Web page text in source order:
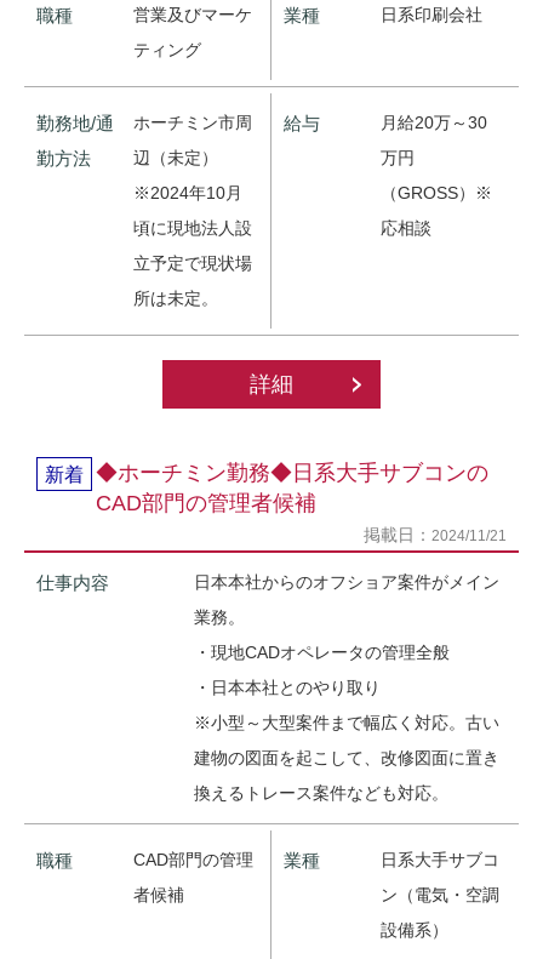
職種
営業及びマーケ
ティング
業種 日系印刷会社
勤務地/通
勤方法
ホーチミン市周
辺（未定）
※2024年10月
頃に現地法人設
立予定で現状場
所は未定。
給与
月給20万～30
万円
（GROSS）※
応相談
詳細
新着 ◆ホーチミン勤務◆日系大手サブコンの
CAD部門の管理者候補
掲載日： 2024/11/21
仕事内容
日本本社からのオフショア案件がメイン
業務。
・現地CADオペレータの管理全般
・日本本社とのやり取り
※小型～大型案件まで幅広く対応。古い
建物の図面を起こして、改修図面に置き
換えるトレース案件なども対応。
職種
CAD部門の管理
者候補
業種
日系大手サブコ
ン（電気・空調
設備系）